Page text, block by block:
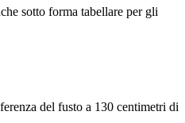
sotto forma tabellare per gli
del fusto a 130 centimetri di